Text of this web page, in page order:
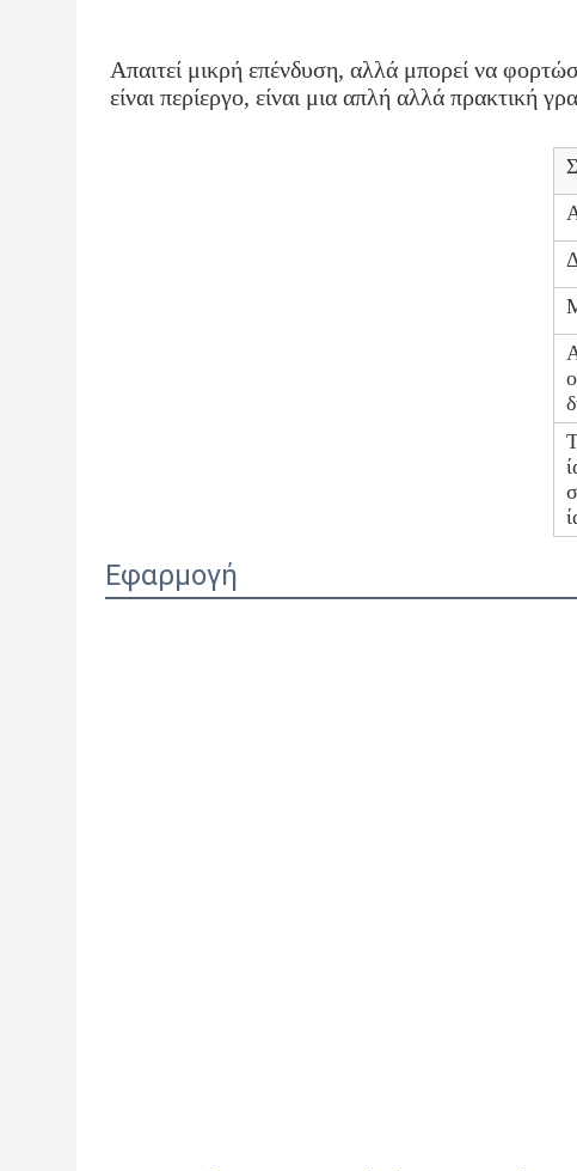
Απαιτεί μικρή επένδυση, αλλά μπορεί να
είναι περίεργο, είναι μια απλή αλλά πρακτική
ο
Εφαρμογή